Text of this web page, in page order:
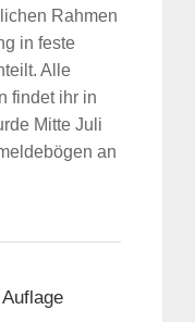
Rahmen
in feste
Alle
findet ihr in
Mitte Juli
an